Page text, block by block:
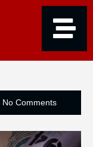
No Comments